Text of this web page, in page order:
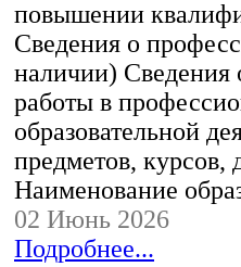
повышении
Сведения о
наличии) Сведения
работы в
образовательной
предметов, курсов,
Наименование
02 Июнь 2026
Подробнее...